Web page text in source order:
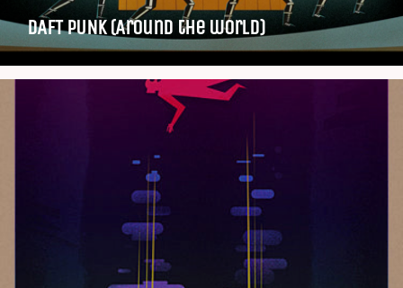
DAFT PUNK (Around the world)